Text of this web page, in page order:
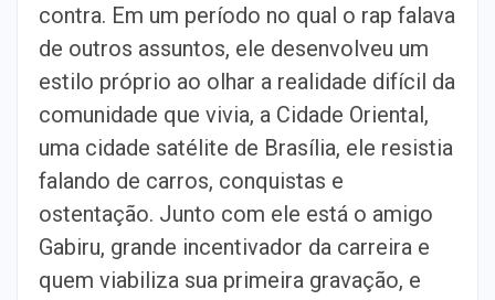
contra. Em um período no qual o rap falava
de outros assuntos, ele desenvolveu um
estilo próprio ao olhar a realidade difícil da
comunidade que vivia, a Cidade Oriental,
uma cidade satélite de Brasília, ele resistia
falando de carros, conquistas e
ostentação. Junto com ele está o amigo
Gabiru, grande incentivador da carreira e
quem viabiliza sua primeira gravação, e